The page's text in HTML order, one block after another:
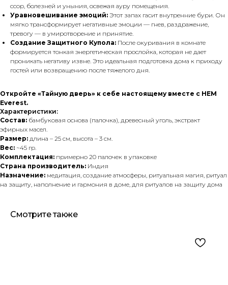
ссор, болезней и уныния, освежая ауру помещения.
Уравновешивание эмоций: Этот запах гасит внутренние бури. Он
мягко трансформирует негативные эмоции — гнев, раздражение,
тревогу — в умиротворение и принятие.
Создание Защитного Купола: После окуривания в комнате
формируется тонкая энергетическая прослойка, которая не дает
проникать негативу извне. Это идеальная подготовка дома к приходу
гостей или возвращению после тяжелого дня.
Откройте «Тайную дверь» к себе настоящему вместе с HEM
Everest.
Характеристики:
Состав: бамбуковая основа (палочка), древесный уголь, экстракт
эфирных масел.
Размер: длина – 25 см, высота – 3 см.
Вес: ~45 гр.
Комплектация: примерно 20 палочек в упаковке
Страна производитель: Индия
Назначение: медитация, создание атмосферы, ритуальная магия, ритуал
на защиту, наполнение и гармония в доме, для ритуалов на защиту дома
Смотрите также